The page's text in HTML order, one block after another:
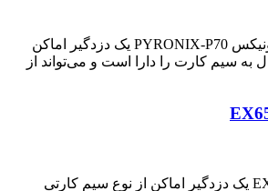
دزدگیر سیمکارتی پایرونیکس PYRONIX-P70 یک دزدگیر اماکن
به سیم کارت را دارا است و می‌تواند از
دزدگیر پایرونیکس EX-65 یک دزدگیر اماکن از نوع سیم کارتی